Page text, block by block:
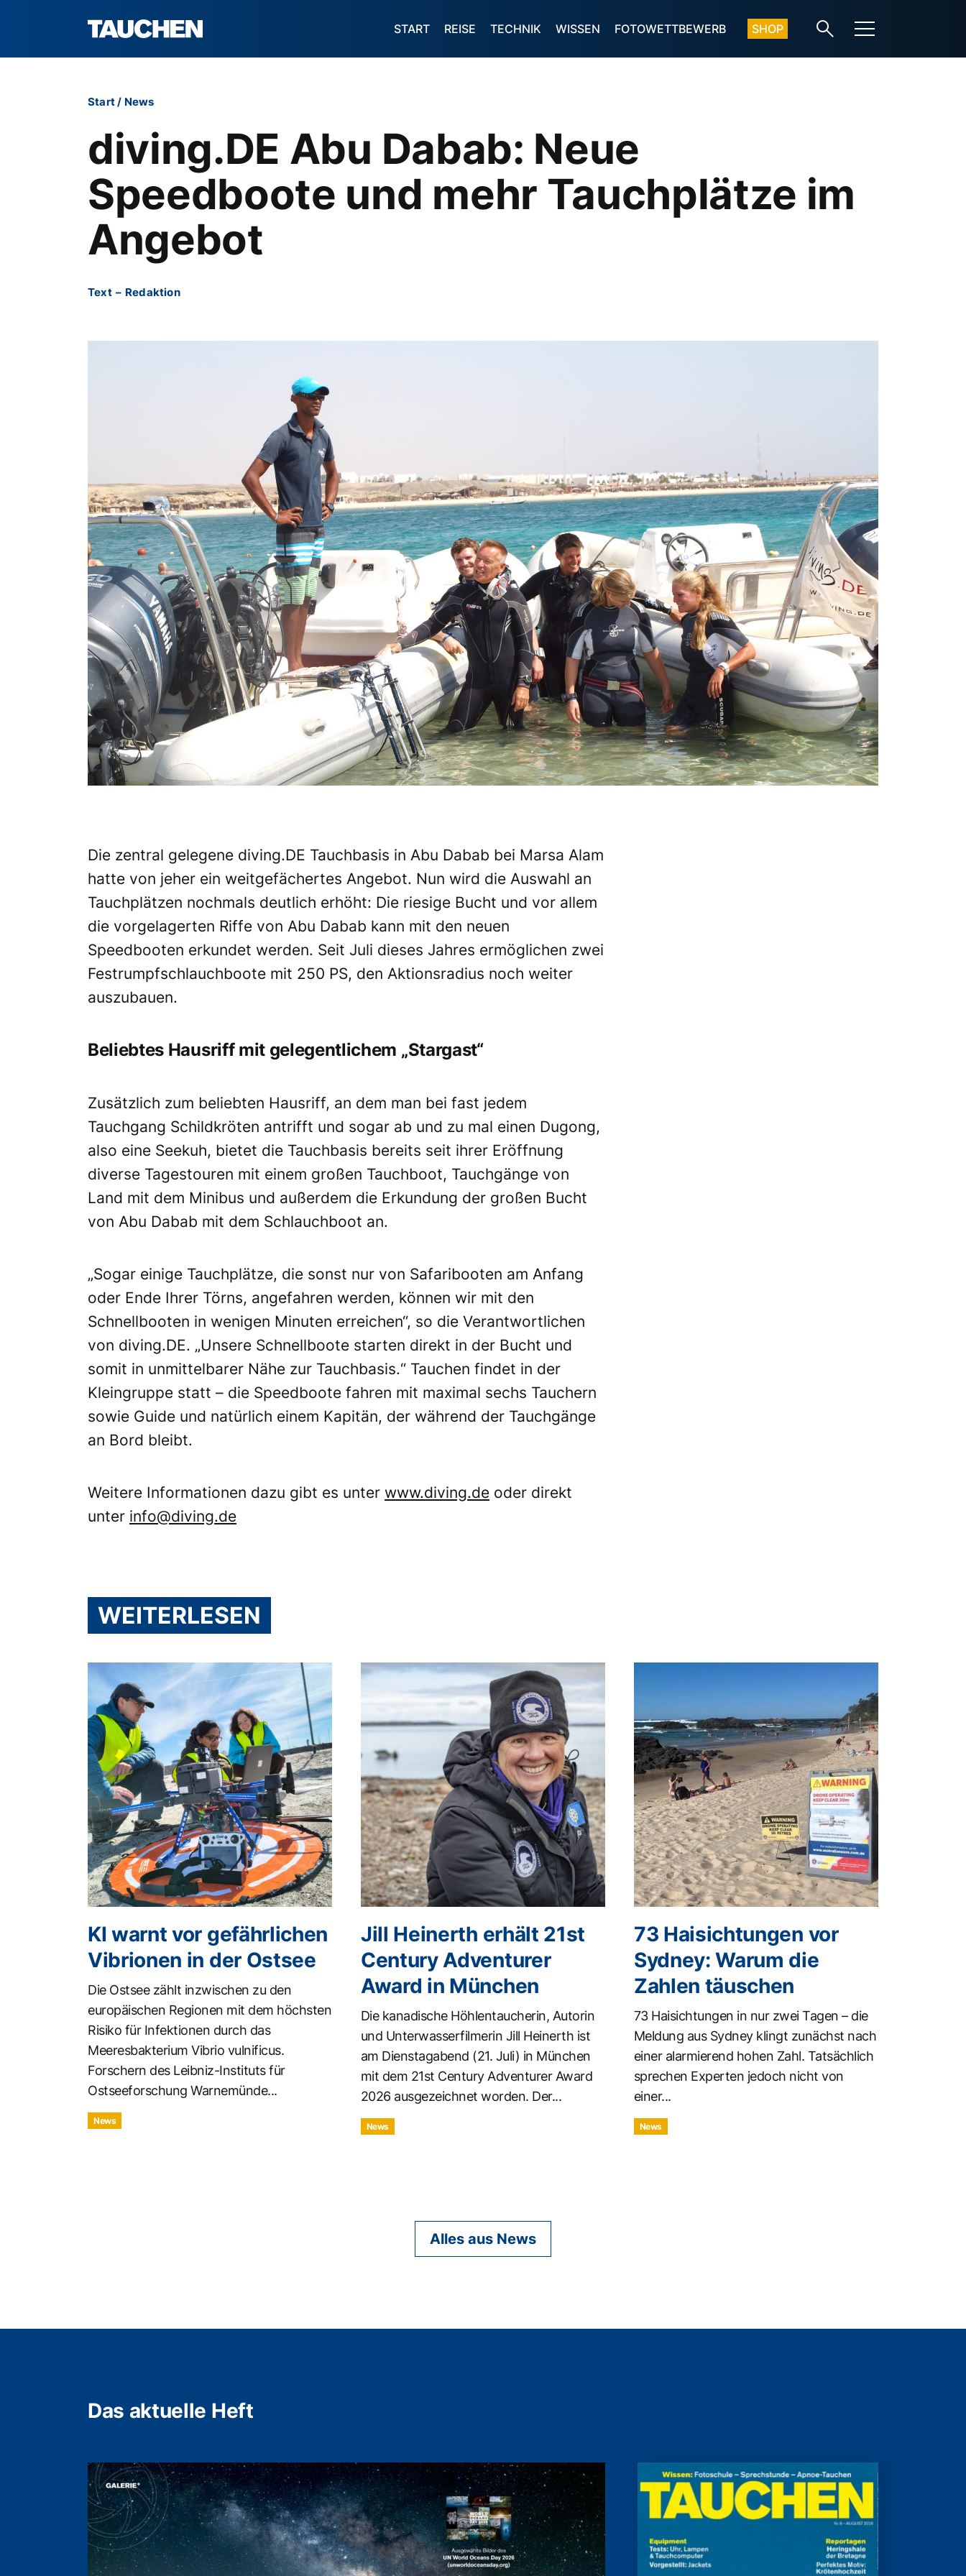
START REISE TECHNIK WISSEN FOTOWETTBEWERB SHOP
Start/ News
diving.DE Abu Dabab: Neue
Speedboote und mehr Tauchplätze im
Angebot
Text – Redaktion
Die zentral gelegene diving.DE Tauchbasis in Abu Dabab bei Marsa Alam
hatte von jeher ein weitgefächertes Angebot. Nun wird die Auswahl an
Tauchplätzen nochmals deutlich erhöht: Die riesige Bucht und vor allem
die vorgelagerten Riffe von Abu Dabab kann mit den neuen
Speedbooten erkundet werden. Seit Juli dieses Jahres ermöglichen zwei
Festrumpfschlauchboote mit 250 PS, den Aktionsradius noch weiter
auszubauen.
Beliebtes Hausriff mit gelegentlichem „Stargast“
Zusätzlich zum beliebten Hausriff, an dem man bei fast jedem
Tauchgang Schildkröten antrifft und sogar ab und zu mal einen Dugong,
also eine Seekuh, bietet die Tauchbasis bereits seit ihrer Eröffnung
diverse Tagestouren mit einem großen Tauchboot, Tauchgänge von
Land mit dem Minibus und außerdem die Erkundung der großen Bucht
von Abu Dabab mit dem Schlauchboot an.
„Sogar einige Tauchplätze, die sonst nur von Safaribooten am Anfang
oder Ende Ihrer Törns, angefahren werden, können wir mit den
Schnellbooten in wenigen Minuten erreichen“, so die Verantwortlichen
von diving.DE. „Unsere Schnellboote starten direkt in der Bucht und
somit in unmittelbarer Nähe zur Tauchbasis.“ Tauchen findet in der
Kleingruppe statt – die Speedboote fahren mit maximal sechs Tauchern
sowie Guide und natürlich einem Kapitän, der während der Tauchgänge
an Bord bleibt.
Weitere Informationen dazu gibt es unter www.diving.de oder direkt
unter info@diving.de
WEITERLESEN
KI warnt vor gefährlichen
Vibrionen in der Ostsee
Die Ostsee zählt inzwischen zu den
europäischen Regionen mit dem höchsten
Risiko für Infektionen durch das
Meeresbakterium Vibrio vulnificus.
Forschern des Leibniz-Instituts für
Ostseeforschung Warnemünde...
News
Jill Heinerth erhält 21st
Century Adventurer
Award in München
Die kanadische Höhlentaucherin, Autorin
und Unterwasserfilmerin Jill Heinerth ist
am Dienstagabend (21. Juli) in München
mit dem 21st Century Adventurer Award
2026 ausgezeichnet worden. Der...
News
73 Haisichtungen vor
Sydney: Warum die
Zahlen täuschen
73 Haisichtungen in nur zwei Tagen – die
Meldung aus Sydney klingt zunächst nach
einer alarmierend hohen Zahl. Tatsächlich
sprechen Experten jedoch nicht von
einer...
News
Alles aus News
Das aktuelle Heft